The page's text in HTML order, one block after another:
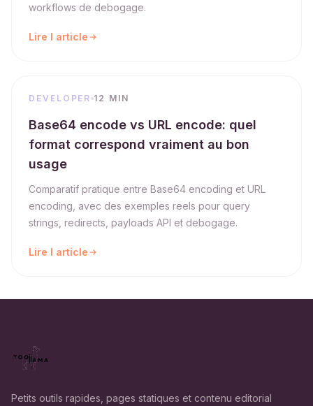
workflows de debogage.
Lire l article
DEVELOPER 12 MIN
Base64 encode vs URL encode: quel
format correspond vraiment au bon
usage
Comparatif pratique entre Base64 encoding et URL
encoding, avec des exemples reels pour query
strings, redirects, payloads API et debogage.
Lire l article
Petits outils rapides, pages statiques et contenu editorial